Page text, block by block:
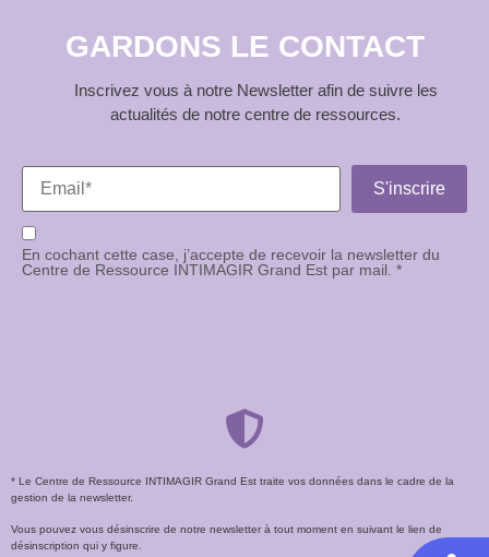
GARDONS LE CONTACT
Inscrivez vous à notre Newsletter afin de suivre les
actualités de notre centre de ressources.
En cochant cette case, j’accepte de recevoir la newsletter du
Centre de Ressource INTIMAGIR Grand Est par mail. *
* Le Centre de Ressource INTIMAGIR Grand Est traite vos données dans le cadre de la
gestion de la newsletter.
Vous pouvez vous désinscrire de notre newsletter à tout moment en suivant le lien de
désinscription qui y figure.